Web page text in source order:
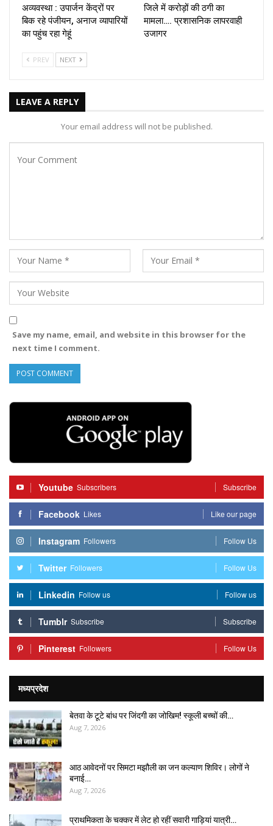
अव्यवस्था : उपार्जन केंद्रों पर
बिक रहे पंजीयन, अनाज व्यापारियों
का पहुंच रहा गेहूं
जिले में करोड़ों की ठगी का
मामला…. प्रशासनिक लापरवाही
उजागर
PREV NEXT
LEAVE A REPLY
Your email address will not be published.
Save my name, email, and website in this browser for the
next time I comment.
Youtube Subscribers Subscribe
Facebook Likes Like our page
Instagram Followers Follow Us
Twitter Followers Follow Us
Linkedin Follow us Follow us
Tumblr Subscribe Subscribe
Pinterest Followers Follow Us
मध्यप्रदेश
बेतवा के टूटे बांध पर जिंदगी का जोखिम! स्कूली बच्चों की…
Aug 7, 2026
आठ आवेदनों पर सिमटा मझौली का जन कल्याण शिविर। लोगों ने
बनाई…
Aug 7, 2026
प्राथमिकता के चक्कर में लेट हो रहीं सवारी गाड़ियां यात्री…